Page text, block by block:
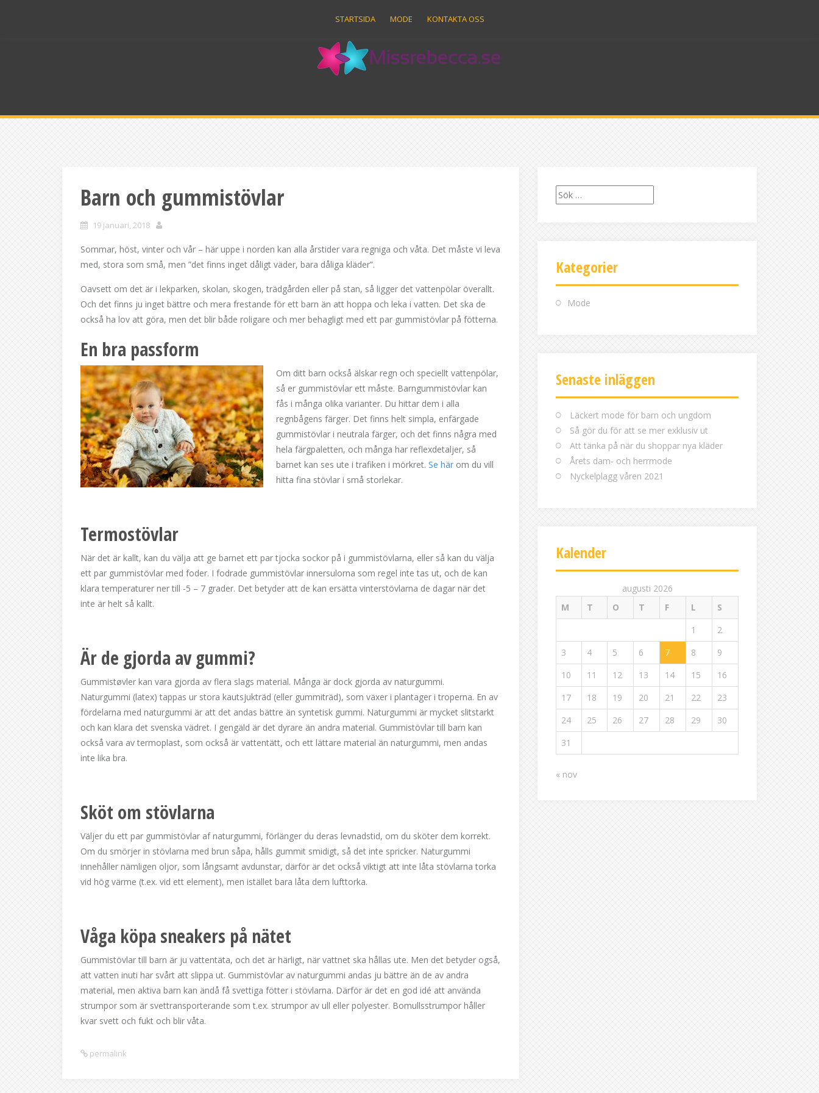
STARTSIDA MODE KONTAKTA OSS
Barn och gummistövlar
19 januari, 2018
Sommar, höst, vinter och vår – här uppe i norden kan alla årstider vara regniga och våta. Det måste vi leva
med, stora som små, men ”det finns inget dåligt väder, bara dåliga kläder”.
Oavsett om det är i lekparken, skolan, skogen, trädgården eller på stan, så ligger det vattenpölar överallt.
Och det finns ju inget bättre och mera frestande för ett barn än att hoppa och leka i vatten. Det ska de
också ha lov att göra, men det blir både roligare och mer behagligt med ett par gummistövlar på fötterna.
En bra passform
Om ditt barn också älskar regn och speciellt vattenpölar,
så er gummistövlar ett måste. Barngummistövlar kan
fås i många olika varianter. Du hittar dem i alla
regnbågens färger. Det finns helt simpla, enfärgade
gummistövlar i neutrala färger, och det finns några med
hela färgpaletten, och många har reflexdetaljer, så
barnet kan ses ute i trafiken i mörkret. Se här om du vill
hitta fina stövlar i små storlekar.
Termostövlar
När det är kallt, kan du välja att ge barnet ett par tjocka sockor på i gummistövlarna, eller så kan du välja
ett par gummistövlar med foder. I fodrade gummistövlar innersulorna som regel inte tas ut, och de kan
klara temperaturer ner till -5 – 7 grader. Det betyder att de kan ersätta vinterstövlarna de dagar när det
inte är helt så kallt.
Är de gjorda av gummi?
Gummistøvler kan vara gjorda av flera slags material. Många är dock gjorda av naturgummi.
Naturgummi (latex) tappas ur stora kautsjukträd (eller gummiträd), som växer i plantager i troperna. En av
fördelarna med naturgummi är att det andas bättre än syntetisk gummi. Naturgummi är mycket slitstarkt
och kan klara det svenska vädret. I gengäld är det dyrare än andra material. Gummistövlar till barn kan
också vara av termoplast, som också är vattentätt, och ett lättare material än naturgummi, men andas
inte lika bra.
Sköt om stövlarna
Väljer du ett par gummistövlar af naturgummi, förlänger du deras levnadstid, om du sköter dem korrekt.
Om du smörjer in stövlarna med brun såpa, hålls gummit smidigt, så det inte spricker. Naturgummi
innehåller nämligen oljor, som långsamt avdunstar, därför är det också viktigt att inte låta stövlarna torka
vid hög värme (t.ex. vid ett element), men istället bara låta dem lufttorka.
Våga köpa sneakers på nätet
Gummistövlar till barn är ju vattentäta, och det är härligt, när vattnet ska hållas ute. Men det betyder også,
att vatten inuti har svårt att slippa ut. Gummistövlar av naturgummi andas ju bättre än de av andra
material, men aktiva barn kan ändå få svettiga fötter i stövlarna. Därför är det en god idé att använda
strumpor som är svettransporterande som t.ex. strumpor av ull eller polyester. Bomullsstrumpor håller
kvar svett och fukt och blir våta.
permalink
Sök
efter:
Kategorier
Mode
Senaste inläggen
Läckert mode för barn och ungdom
Så gör du för att se mer exklusiv ut
Att tänka på när du shoppar nya kläder
Årets dam- och herrmode
Nyckelplagg våren 2021
Kalender
augusti 2026
M
T O T F L
S
1
2
3
4 5 6 7 8
9
10
11 12 13 14 15
16
17
18 19 20 21 22
23
24
25 26 27 28 29
30
31
« nov